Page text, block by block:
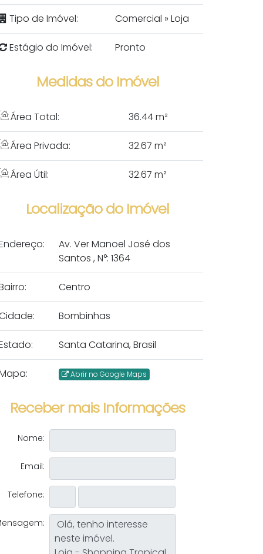
Tipo de Imóvel: Comercial » Loja
Estágio do Imóvel: Pronto
Medidas do Imóvel
Área Total: 36.44m²
Área Privada: 32.67 m²
Área Útil: 32.67 m²
Localização do Imóvel
Av. Ver Manoel José dos
Santos , N°: 1364
Centro
Bombinhas
Santa Catarina, Brasil
Abrir no Google Maps
Receber mais Informações
Nome:
Email:
Telefone: